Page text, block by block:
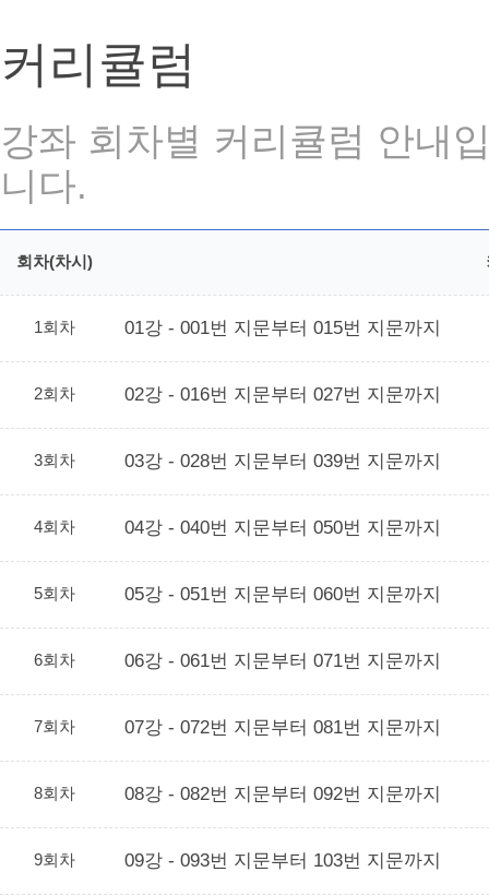
커리큘럼
강좌 회차별 커리큘럼 안내
니다.
회차(차시)
1회차 01강 - 001번 지문부터 015번 지문까지
2회차 02강 - 016번 지문부터 027번 지문까지
3회차 03강 - 028번 지문부터 039번 지문까지
4회차 04강 - 040번 지문부터 050번 지문까지
5회차 05강 - 051번 지문부터 060번 지문까지
6회차 06강 - 061번 지문부터 071번 지문까지
7회차 07강 - 072번 지문부터 081번 지문까지
8회차 08강 - 082번 지문부터 092번 지문까지
9회차 09강 - 093번 지문부터 103번 지문까지